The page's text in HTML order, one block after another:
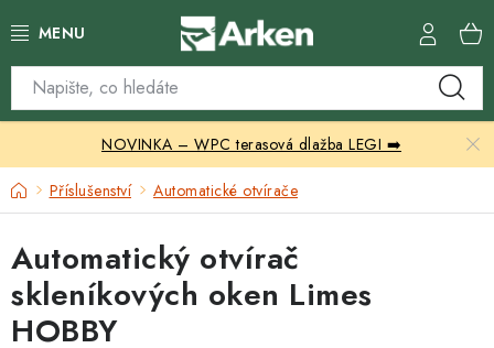
na
Skleníky
Zahradní přístřešky
Zahradní nábytek
Grily a ohniště
Vytápění
NOVINKA – WPC terasová dlažba LEGI ➡️
DomůPříslušenství Automatické otvírače
Automatický otvírač
skleníkových oken Limes
HOBBY